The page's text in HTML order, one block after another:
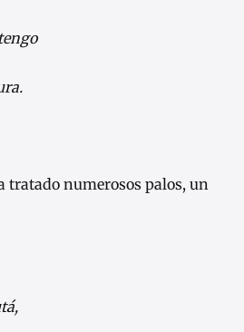
tratado numerosos palos, un